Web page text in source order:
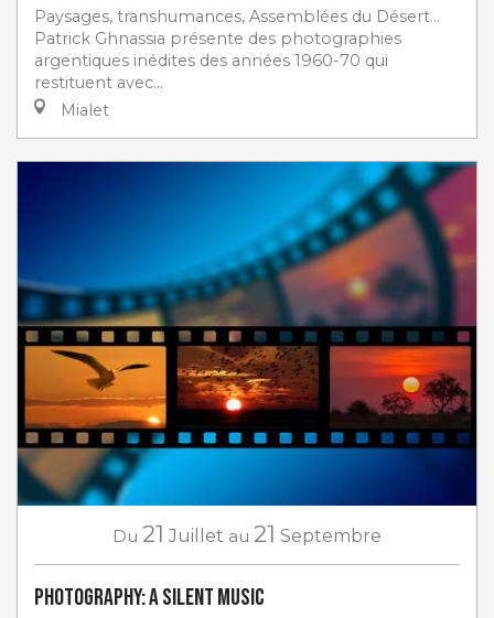
Paysages, transhumances, Assemblées du Désert…
Patrick Ghnassia présente des photographies
argentiques inédites des années 1960-70 qui
restituent avec...
Mialet
Du 21 Juillet au 21 Septembre
Photography: a silent music